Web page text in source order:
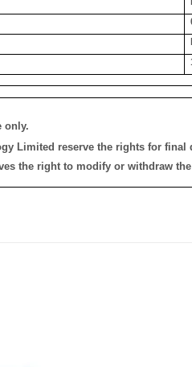
only.
Limited reserve the rights for final
the right to modify or withdraw